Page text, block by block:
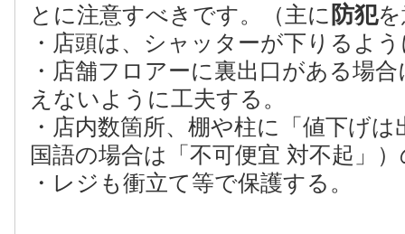
とに注意すべきです。（主に 防犯
・店頭は、シャッターが下りるよ
・店舗フロアーに裏出口がある場
えないように工夫する。
・店内数箇所、棚や柱に「値下げ
国語の場合は「不可便宜 対不起」
・レジも衝立て等で保護する。